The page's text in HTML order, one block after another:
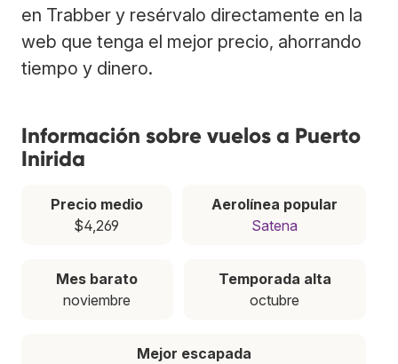
en Trabber y resérvalo directamente en la
web que tenga el mejor precio, ahorrando
tiempo y dinero.
Información sobre vuelos a Puerto
Inirida
Precio medio
$4,269
Aerolínea popular
Satena
Mes barato
noviembre
Temporada alta
octubre
Mejor escapada